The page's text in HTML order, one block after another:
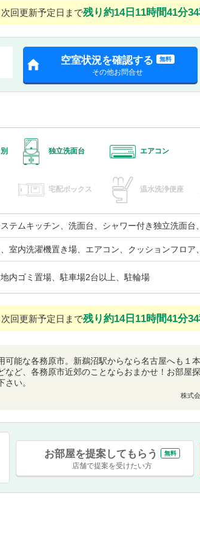
次回更新予定日まで残り約14日11時間41分
空室状況を確認する 無料
その他お問合せ
独立洗面台 エアコン
宅配ボックス 温水洗浄便座
テムキッチン、洗面台、シャワー付き独立洗面
室内洗濯機置き場、エアコン、クッションフロア
内ゴミ置場、駐車場2台以上、駐輪場
次回更新予定日まで残り約14日11時間41分
可能な各務原市。新鵜沼駅からなら名古屋へも１
など、各務原市近郊のことならおまかせ！お部屋
さい。
株式
お部屋を提案してもらう 無料
店舗で提案を受けたい方